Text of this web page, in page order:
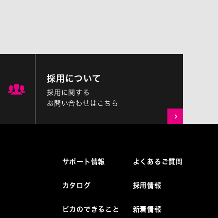
採用について
採用に関する
お問い合わせはこちら
サポート情報
カタログ
ピカのできること
よくあるご質問
採用情報
新着情報